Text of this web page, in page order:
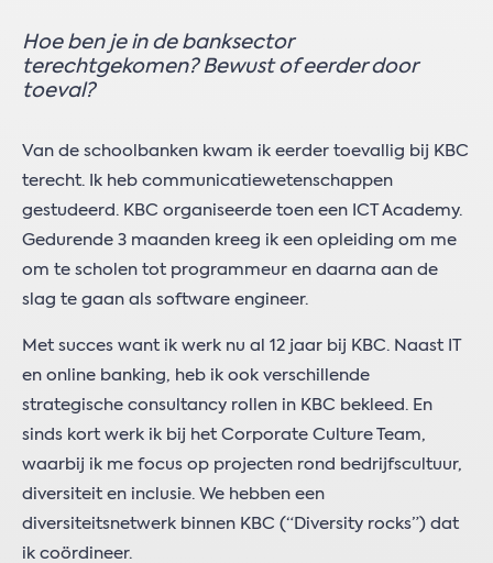
Hoe ben je in de banksector
terechtgekomen? Bewust of eerder door
toeval?
Van de schoolbanken kwam ik eerder toevallig bij KBC
terecht. Ik heb communicatiewetenschappen
gestudeerd. KBC organiseerde toen een ICT Academy.
Gedurende 3 maanden kreeg ik een opleiding om me
om te scholen tot programmeur en daarna aan de
slag te gaan als software engineer.
Met succes want ik werk nu al 12 jaar bij KBC. Naast IT
en online banking, heb ik ook verschillende
strategische consultancy rollen in KBC bekleed. En
sinds kort werk ik bij het Corporate Culture Team,
waarbij ik me focus op projecten rond bedrijfscultuur,
diversiteit en inclusie. We hebben een
diversiteitsnetwerk binnen KBC (“Diversity rocks”) dat
ik coördineer.